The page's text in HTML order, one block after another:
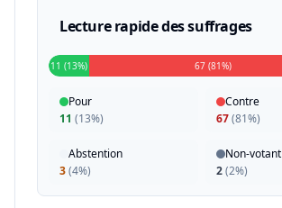
Lecture rapide des suffrages
11 (13%) 67 (81%)
Pour
11 (13%)
Contre
67(81%)
Abstention
3(4%)
Non-votant
2(2%)